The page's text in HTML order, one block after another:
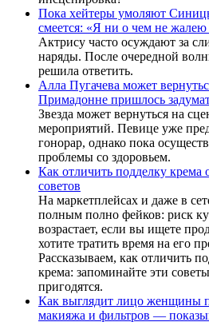
Пока хейтеры умоляют
смеется: «Я ни о чем не
Актрису часто осуждают за
наряды. После очередной
решила ответить.
Алла Пугачева может
Примадонне пришлось
Звезда может вернуться на
мероприятий. Певице уже
гонорар, однако пока
проблемы со здоровьем.
Как отличить подделку крема
советов
На маркетплейсах и даже в
полным полно фейков: риск
возрастает, если вы ищете
хотите тратить время на его
Рассказываем, как отличить
крема: запоминайте эти
пригодятся.
Как выглядит лицо женщины
макияжа и фильтров —